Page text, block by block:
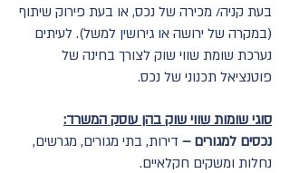
בעת קניה/ מכירה של נכס, או בעת פירוק שיתוף
(במקרה של ירושה או גירושין למשל). לעיתים
נערכת שומת שווי שוק לצורך בחינה של
פוטנציאל תכנוני של נכס.
סוגי שומות שווי שוק בהן עוסק המשרד:
נכסים למגורים – דירות, בתי מגורים, מגרשים,
נחלות ומשקים חקלאיים.